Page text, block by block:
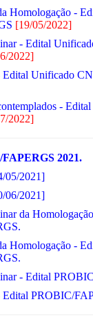
Homologação -
[19/05/2022]
- Edital
2022]
Edital Unificado
-
2022]
2021.
05/2021]
06/2021]
da
Homologação -
- Edital
Edital PROBIC/